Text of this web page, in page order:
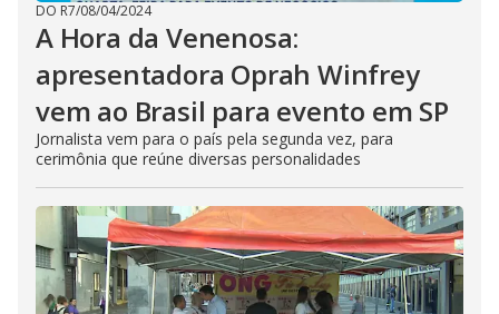
DO R7/08/04/2024
A Hora da Venenosa:
apresentadora Oprah Winfrey
vem ao Brasil para evento em SP
Jornalista vem para o país pela segunda vez, para
cerimônia que reúne diversas personalidades